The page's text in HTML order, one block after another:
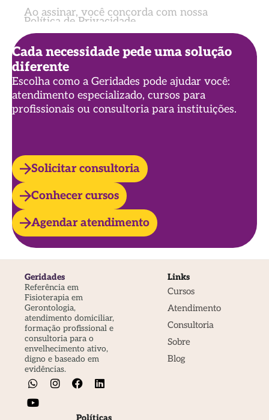
Ao assinar, você concorda com nossa
Política de Privacidade
Cada necessidade pede uma solução
diferente
Escolha como a Geridades pode ajudar você:
atendimento especializado, cursos para
profissionais ou consultoria para instituições.
Solicitar consultoria
Conhecer cursos
Agendar atendimento
Geridades
Referência em
Fisioterapia em
Gerontologia,
atendimento domiciliar,
formação profissional e
consultoria para o
envelhecimento ativo,
digno e baseado em
evidências.
Links
Cursos
Atendimento
Consultoria
Sobre
Blog
Políticas